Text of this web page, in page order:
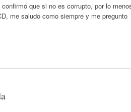
que si no es corrupto, por lo
me saludo como siempre y me pregunto